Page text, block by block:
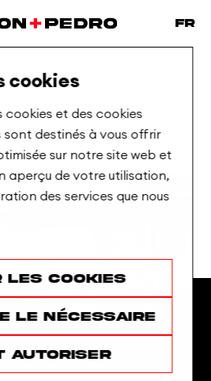
cookies
cookies et des cookies
sont destinés à vous offrir
sur notre site web et
aperçu de votre utilisation,
des services que nous
le nécessaire
les cookies
autoriser